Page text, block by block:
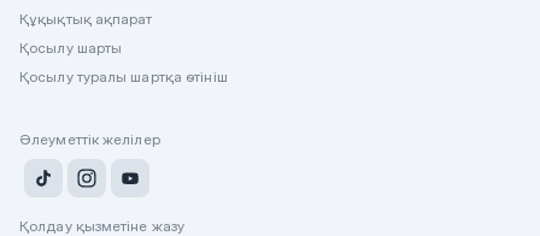
Құқықтық ақпарат
Қосылу шарты
Қосылу туралы шартқа өтініш
Әлеуметтік желілер
Қолдау қызметіне жазу